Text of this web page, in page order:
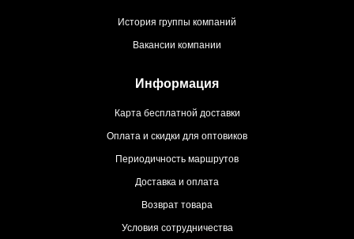
История группы компаний
Вакансии компании
Информация
Карта бесплатной доставки
Оплата и скидки для оптовиков
Периодичность маршрутов
Доставка и оплата
Возврат товара
Условия сотрудничества